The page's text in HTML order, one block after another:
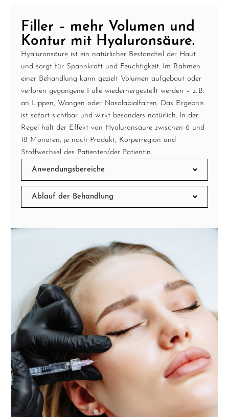
Filler – mehr Volumen und
Kontur mit Hyaluronsäure.
Hyaluronsäure ist ein natürlicher Bestandteil der Haut
und sorgt für Spannkraft und Feuchtigkeit. Im Rahmen
einer Behandlung kann gezielt Volumen aufgebaut oder
verloren gegangene Fülle wiederhergestellt werden – z. B.
an Lippen, Wangen oder Nasolabialfalten. Das Ergebnis
ist sofort sichtbar und wirkt besonders natürlich. In der
Regel hält der Effekt von Hyaluronsäure zwischen 6 und
18 Monaten, je nach Produkt, Körperregion und
Stoffwechsel des Patienten/der Patientin.
Anwendungsbereiche
Ablauf der Behandlung